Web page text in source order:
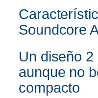
Soundcore
Un diseño 2
aunque no
compacto